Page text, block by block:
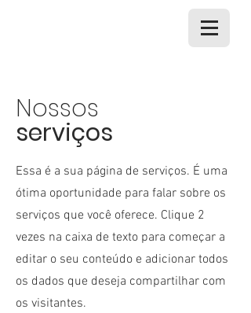
Nossos
serviços
Essa é a sua página de serviços. É uma
ótima oportunidade para falar sobre os
serviços que você oferece. Clique 2
vezes na caixa de texto para começar a
editar o seu conteúdo e adicionar todos
os dados que deseja compartilhar com
os visitantes.